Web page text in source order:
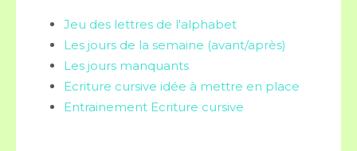
Jeu des lettres de l'alphabet
Les jours de la semaine (avant/après)
Les jours manquants
Ecriture cursive idée à mettre en place
Entrainement Ecriture cursive